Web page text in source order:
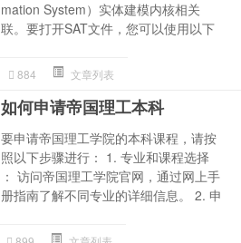
mation System）实体建模内核相关
联。要打开SAT文件，您可以使用以下
884 文章列表
如何申请帝国理工本科
要申请帝国理工学院的本科课程，请按
照以下步骤进行： 1. 专业和课程选择
： 访问帝国理工学院官网，通过网上手
册指南了解不同专业的详细信息。 2. 申